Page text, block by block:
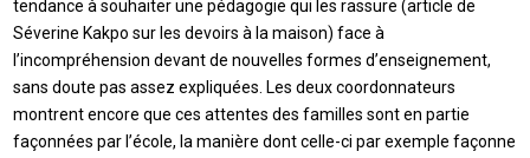
tendance à souhaiter une pédagogie qui les rassure (article de
Séverine Kakpo sur les devoirs à la maison) face à
l’incompréhension devant de nouvelles formes d’enseignement,
sans doute pas assez expliquées. Les deux coordonnateurs
montrent encore que ces attentes des familles sont en partie
façonnées par l’école, la manière dont celle-ci par exemple façonne